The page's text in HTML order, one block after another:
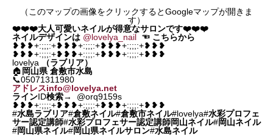
（このマップの画像をクリックするとGoogleマップが開きま
す）
❤️❤️❤️大人可愛いネイルが得意なサロンです❤️❤️❤️
ネイルデザインは @lovelya_nail ☜ こちらから
❥❥❥+:;;;:+❥❥❥+:;;;:+❥❥❥+:;;;:+❥❥❥
❥❥❥+:;;;:+❥❥❥+:;;;:+❥❥❥+:;;;:+❥❥❥
lovelya
（ラブリア）
🏠 岡山県 倉敷市水島
📞05071311980
アドレスinfo@lovelya.net
ラインID検索→ @orq9159s
❥❥❥+:;;;:+❥❥❥+:;;;:+❥❥❥+:;;;:+❥❥❥
#水島ラブリア#倉敷ネイル#倉敷市ネイル#lovelya#水彩プロフェ
サー認定講師#水彩プロフェサー認定講師岡山ネイル#岡山ネイル
#岡山県ネイル#岡山県ネイルサロン#水島ネイル